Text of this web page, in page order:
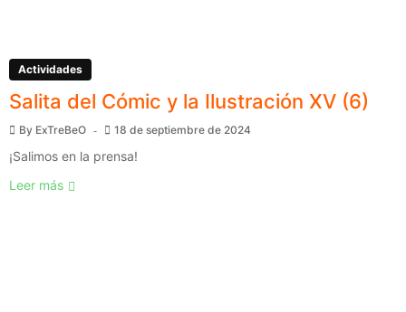
Actividades
Salita del Cómic y la Ilustración XV (6)
By ExTreBeO 18 de septiembre de 2024
¡Salimos en la prensa!
Leer más